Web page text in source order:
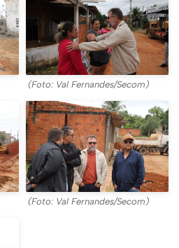
(Foto: Val Fernandes/Secom)
(Foto: Val Fernandes/Secom)